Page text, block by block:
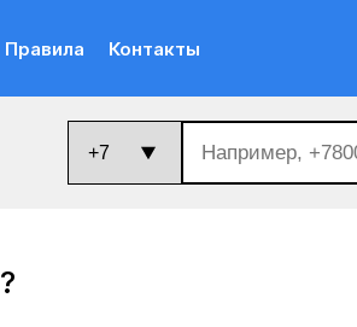
Правила Контакты
?